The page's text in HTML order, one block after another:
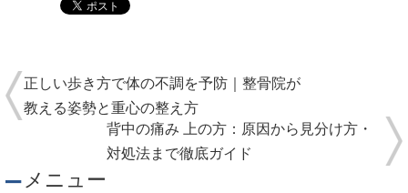
正しい歩き方で体の不調を予防｜整骨院が
教える姿勢と重心の整え方
背中の痛み 上の方：原因から見分け方・
対処法まで徹底ガイド
メニュー